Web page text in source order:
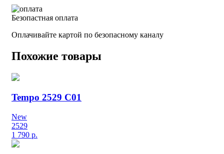
Безопастная оплата
Оплачивайте картой по безопасному каналу
Похожие товары
Tempo 2529 C01
New
2529
1 790 р.